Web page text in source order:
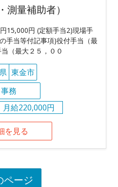
測量補助者）
15,000円 (定額手当2)現場手
手当等付記事項)役付手当（最
（最大２５，００
東金市
事務
月給220,000円
を見る
ページ